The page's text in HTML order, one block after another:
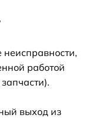
работой
выход из